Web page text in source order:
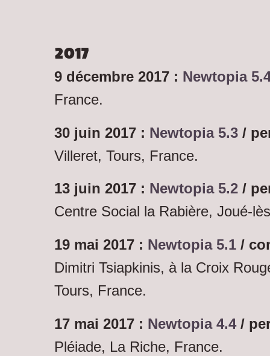
2017
9 décembre 2017 : Newtopia
France.
30 juin 2017 : Newtopia 5.3 /
Villeret, Tours, France.
13 juin 2017 : Newtopia 5.2 /
Centre Social la Rabière, Joué-
19 mai 2017 : Newtopia 5.1 /
Dimitri Tsiapkinis, à la Croix
Tours, France.
17 mai 2017 : Newtopia 4.4/
Pléiade, La Riche, France.